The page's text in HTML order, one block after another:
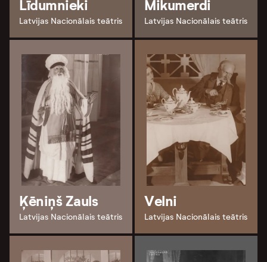
Līdumnieki
Latvijas Nacionālais teātris
Mikumerdi
Latvijas Nacionālais teātris
Ķēniņš Zauls
Latvijas Nacionālais teātris
Velni
Latvijas Nacionālais teātris